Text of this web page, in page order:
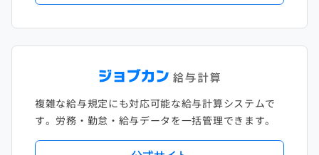
複雑な給与規定にも対応可能な給与計算システムで
す。労務・勤怠・給与データを一括管理できます。